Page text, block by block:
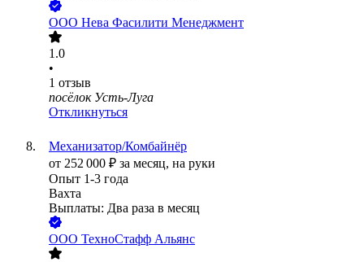
ООО Нева Фасилити Менеджмент
1.0
•
1 отзыв
посёлок Усть-Луга
Откликнуться
Механизатор/Комбайнёр
от 252 000 ₽ за месяц, на руки
Опыт 1-3 года
Вахта
Выплаты: Два раза в месяц
ООО ТехноСтафф Альянс